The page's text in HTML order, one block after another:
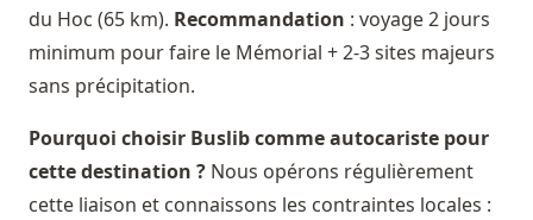
du Hoc (65 km). Recommandation : voyage 2 jours
minimum pour faire le Mémorial + 2-3 sites majeurs
sans précipitation.
Pourquoi choisir Buslib comme autocariste pour
cette destination ? Nous opérons régulièrement
cette liaison et connaissons les contraintes locales :